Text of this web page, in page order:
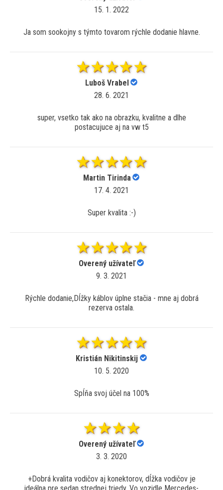
15. 1. 2022
Ja som sookojny s týmto tovarom rýchle dodanie hlavne.
Luboš Vrabel
28. 6. 2021
super, vsetko tak ako na obrazku, kvalitne a dlhe
postacujuce aj na vw t5
Martin Tirinda
17. 4. 2021
Super kvalita :-)
Overený užívateľ
9. 3. 2021
Rýchle dodanie,Dĺžky káblov úplne stačia - mne aj dobrá
rezerva ostala.
Kristián Nikitinskij
10. 5. 2020
Spĺňa svoj účel na 100%
Overený užívateľ
3. 3. 2020
+Dobrá kvalita vodičov aj konektorov, dĺžka vodičov je